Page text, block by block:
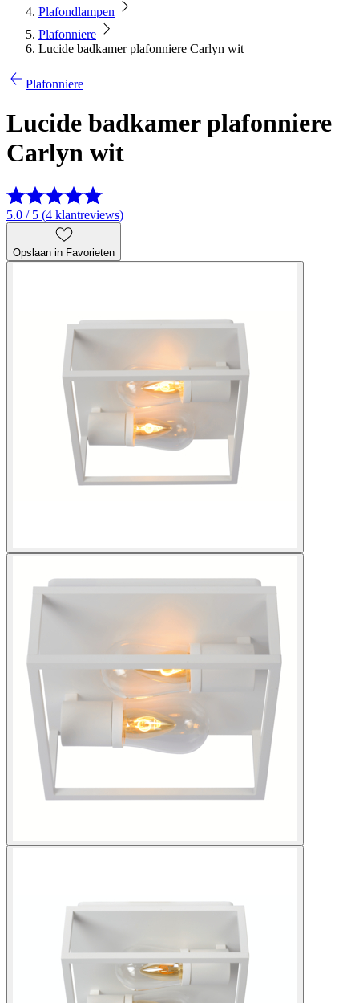
Plafondlampen
Plafonniere
Lucide badkamer plafonniere Carlyn wit
Plafonniere
Lucide badkamer plafonniere
Carlyn wit
5.0 / 5 (4 klantreviews)
Opslaan in Favorieten